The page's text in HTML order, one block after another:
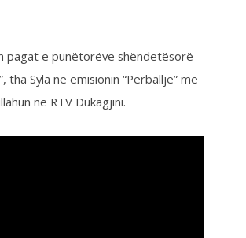
mundësin qe te perfitojnë
→